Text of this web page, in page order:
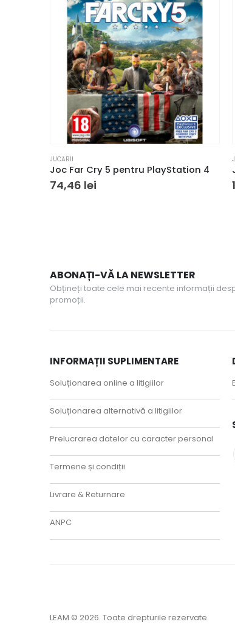
JUCĂRII
Joc Far Cry 5 pentru PlayStation 4
74,46 lei
ABONAȚI-VĂ LA NEWSLETTER
Obțineți toate cele mai recente informații
promoții.
INFORMAȚII SUPLIMENTARE
Soluționarea online a litigiilor
Soluționarea alternativă a litigiilor
Prelucrarea datelor cu caracter personal
Termene și condiții
Livrare & Returnare
ANPC
LEAM © 2026. Toate drepturile rezervate.